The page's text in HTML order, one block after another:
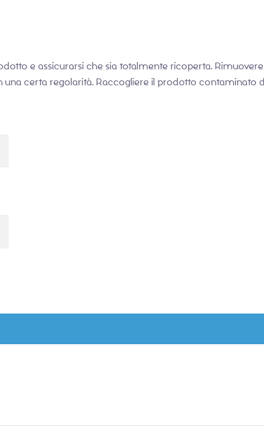
e assicurarsi che sia totalmente ricoperta.
certa regolarità. Raccogliere il prodotto contaminato